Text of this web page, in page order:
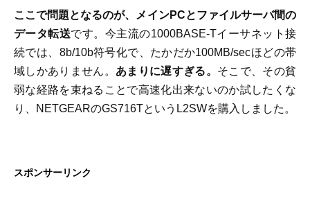
ここで問題となるのが、メインPCとファイルサーバ間の
データ転送です。今主流の1000BASE-Tイーサネット接
続では、8b/10b符号化で、たかだか100MB/secほどの帯
域しかありません。 あまりに遅すぎる。 そこで、その貧
弱な経路を束ねることで高速化出来ないのか試したくな
り、NETGEARのGS716TというL2SWを購入しました。
スポンサーリンク